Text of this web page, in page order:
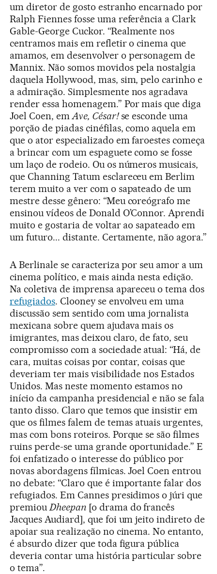
um diretor de gosto estranho encarnado por
Ralph Fiennes fosse uma referência a Clark
Gable-George Cuckor. “Realmente nos
centramos mais em refletir o cinema que
amamos, em desenvolver o personagem de
Mannix. Não somos movidos pela nostalgia
daquela Hollywood, mas, sim, pelo carinho e
a admiração. Simplesmente nos agradava
render essa homenagem.” Por mais que diga
Joel Coen, emAve, César!se esconde uma
porção de piadas cinéfilas, como aquela em
que o ator especializado em faroestes começa
a brincar com um espaguete como se fosse
um laço de rodeio. Ou os números musicais,
que Channing Tatum esclareceu em Berlim
terem muito a ver com o sapateado de um
mestre desse gênero: “Meu coreógrafo me
ensinou vídeos de Donald O’Connor. Aprendi
muito e gostaria de voltar ao sapateado em
um futuro... distante. Certamente, não agora.”
A Berlinale se caracteriza por seu amor a um
cinema político, e mais ainda nesta edição.
Na coletiva de imprensa apareceu o tema dos
refugiados. Clooney se envolveu em uma
discussão sem sentido com uma jornalista
mexicana sobre quem ajudava mais os
imigrantes, mas deixou claro, de fato, seu
compromisso com a sociedade atual: “Há, de
cara, muitas coisas por contar, coisas que
deveriam ter mais visibilidade nos Estados
Unidos. Mas neste momento estamos no
início da campanha presidencial e não se fala
tanto disso. Claro que temos que insistir em
que os filmes falem de temas atuais urgentes,
mas com bons roteiros. Porque se são filmes
ruins perde-se uma grande oportunidade.” E
foi enfatizado o interesse do público por
novas abordagens fílmicas. Joel Coen entrou
no debate: “Claro que é importante falar dos
refugiados. Em Cannes presidimos o júri que
premiouDheepan[o drama do francês
Jacques Audiard], que foi um jeito indireto de
apoiar sua realização no cinema. No entanto,
é absurdo dizer que toda figura pública
deveria contar uma história particular sobre
o tema”.